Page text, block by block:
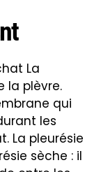
La
la plèvre.
qui
les
La pleurésie
sèche : il